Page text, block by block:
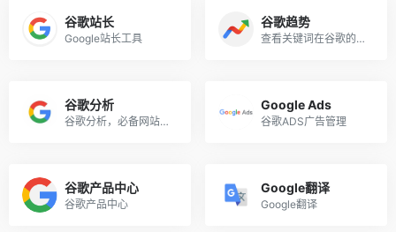
谷歌站长
Google站长工具
谷歌趋势
查看关键词在谷歌的搜索次数及趋势变化
谷歌分析
谷歌分析，必备网站分析工具
Google Ads
谷歌ADS广告管理
谷歌产品中心
谷歌产品中心
Google翻译
Google翻译